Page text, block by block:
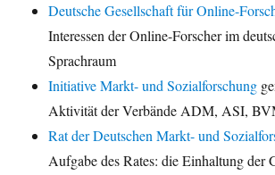
Deutsche Gesellschaft für Online-
Interessen der Online-Forscher im
Sprachraum
Initiative Markt- und Sozialforschung
Aktivität der Verbände ADM, ASI,
Rat der Deutschen Markt- und
Aufgabe des Rates: die Einhaltung der